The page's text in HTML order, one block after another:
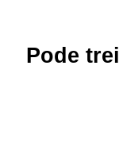
Pode